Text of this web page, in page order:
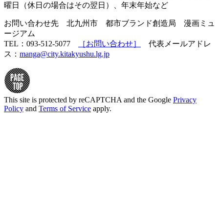
曜日（休日の場合はその翌日）、年末年始など
お問い合わせ先 北九州市 都市ブランド創造局 漫画ミュ
ージアム
TEL：093-512-5077
［お問い合わせ］
代表メールアドレ
ス： manga@city.kitakyushu.lg.jp
This site is protected by reCAPTCHA and the Google Privacy
Policy and Terms of Service apply.